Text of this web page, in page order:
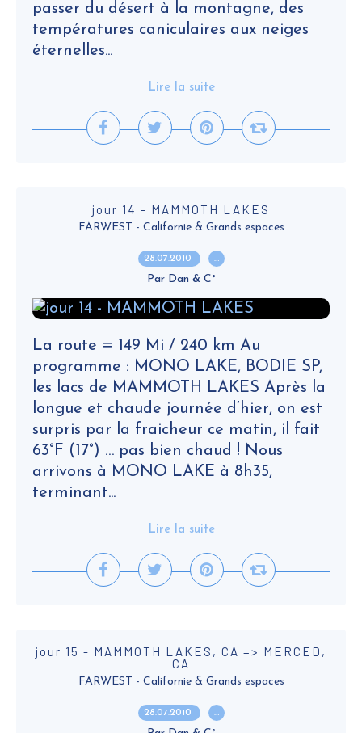
passer du désert à la montagne, des
températures caniculaires aux neiges
éternelles...
Lire la suite
jour 14 - MAMMOTH LAKES
FARWEST - Californie & Grands espaces
28.07.2010 …
Par Dan & C°
La route = 149 Mi / 240 km Au
programme : MONO LAKE, BODIE SP,
les lacs de MAMMOTH LAKES Après la
longue et chaude journée d’hier, on est
surpris par la fraicheur ce matin, il fait
63°F (17°) … pas bien chaud ! Nous
arrivons à MONO LAKE à 8h35,
terminant...
Lire la suite
jour 15 - MAMMOTH LAKES, CA => MERCED,
CA
FARWEST - Californie & Grands espaces
28.07.2010 …